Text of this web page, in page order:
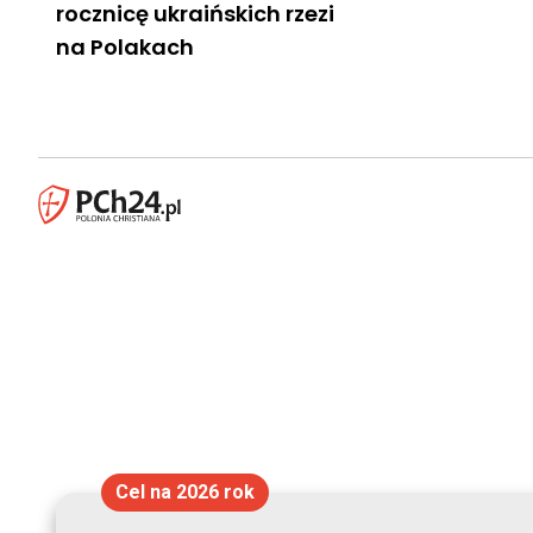
rocznicę ukraińskich rzezi
na Polakach
Cel na 2026 rok